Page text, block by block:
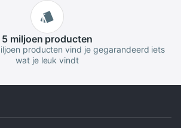
5 miljoen producten
producten vind je gegarandeerd iets
wat je leuk vindt